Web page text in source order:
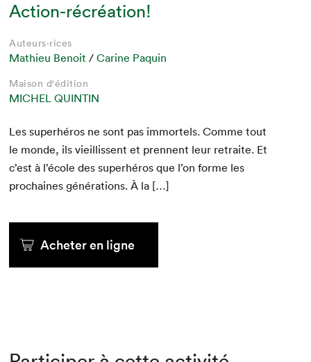
Action-récréation!
Auteurs·rices
Mathieu Benoit /Carine Paquin
Maison d'édition
MICHEL QUINTIN
Les super­héros ne sont pas immor­tels. Comme tout
le monde, ils vieil­lis­sent et pren­nent leur retraite. Et
c’est à l’école des super­héros que l’on forme les
prochaines généra­tions. À la […]
Acheter en ligne